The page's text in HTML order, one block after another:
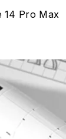
14 Pro Max